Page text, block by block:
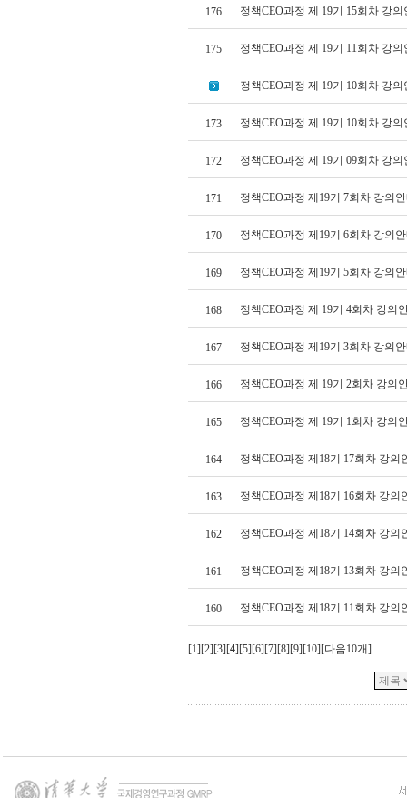
176 정책CEO과정 제 19기 15회차 강
175 정책CEO과정 제 19기 11회차 강
정책CEO과정 제 19기 10회차 강
173 정책CEO과정 제 19기 10회차 강
172 정책CEO과정 제 19기 09회차 강
171 정책CEO과정 제19기 7회차 강의
170 정책CEO과정 제19기 6회차 강의
169 정책CEO과정 제19기 5회차 강의
168 정책CEO과정 제 19기 4회차 강의
167 정책CEO과정 제19기 3회차 강의
166 정책CEO과정 제 19기 2회차 강의
165 정책CEO과정 제 19기 1회차 강의
164 정책CEO과정 제18기 17회차 강의
163 정책CEO과정 제18기 16회차 강의
162 정책CEO과정 제18기 14회차 강의
161 정책CEO과정 제18기 13회차 강의
160 정책CEO과정 제18기 11회차 강의
[1][2][3][4][5][6][7][8][9][10][다음10개]